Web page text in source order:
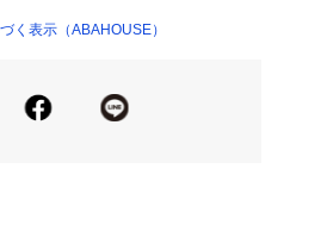
イルにもとても重宝する商品に
かく着心地が良いのでホームウ
く表示（ABAHOUSE）